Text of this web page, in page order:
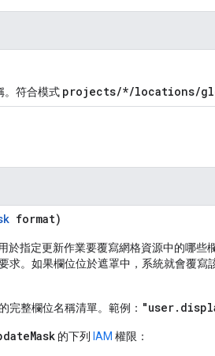
。符合模式 projects/*/locations/
format)
於指定更新作業要覆寫網格資源中的哪些
求。如果欄位位於遮罩中，系統就會覆寫
完整欄位名稱清單。範例：
的下列 IAM 權限：